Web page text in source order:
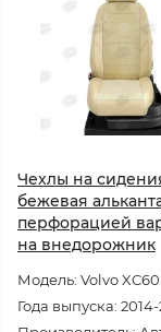
Чехлы на
бежевая
перфорацией
на внедорожник
Модель: Volvo XC60
Года выпуска: 2014-